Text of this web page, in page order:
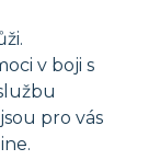
v boji s
pro vás